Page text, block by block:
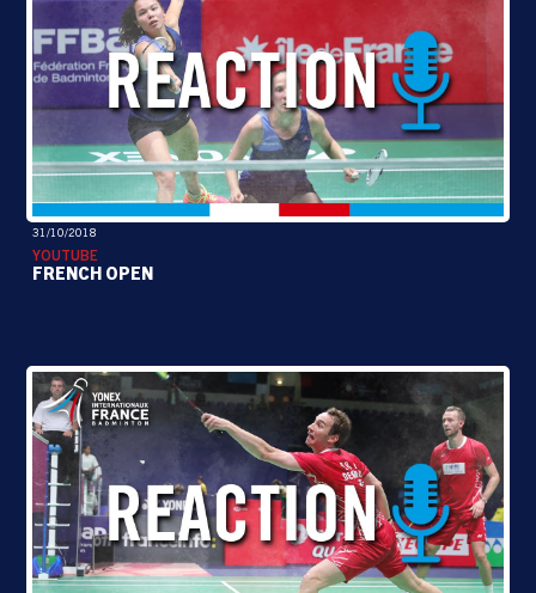
31/10/2018
YOUTUBE
FRENCH OPEN